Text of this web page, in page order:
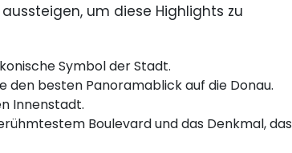
um diese Highlights zu
Symbol der Stadt.
den besten Panoramablick auf die Donau.
Innenstadt.
Boulevard und das Denkmal, das